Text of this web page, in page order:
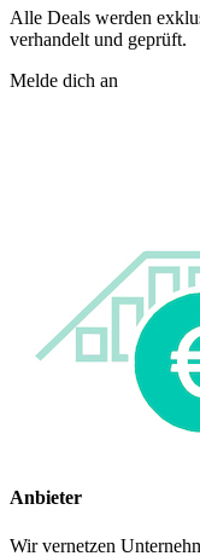
Alle Deals werden
verhandelt und geprüft.
Melde dich an
Anbieter
Wir vernetzen